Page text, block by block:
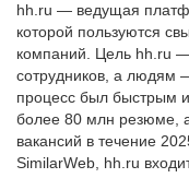
hh.ru — ведущая
которой пользуются
компаний. Цель hh.ru
сотрудников, а людям
процесс был быстрым
более 80 млн резюме,
вакансий в течение
SimilarWeb, hh.ru